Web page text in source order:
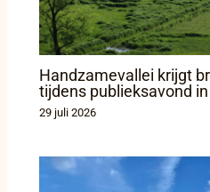
Handzamevallei krijgt
tijdens publieksavond
29 juli 2026